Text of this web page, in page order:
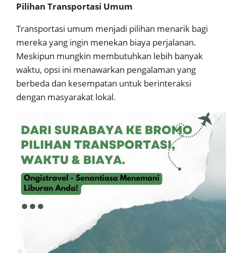
Pilihan Transportasi Umum
Transportasi umum menjadi pilihan menarik bagi
mereka yang ingin menekan biaya perjalanan.
Meskipun mungkin membutuhkan lebih banyak
waktu, opsi ini menawarkan pengalaman yang
berbeda dan kesempatan untuk berinteraksi
dengan masyarakat lokal.